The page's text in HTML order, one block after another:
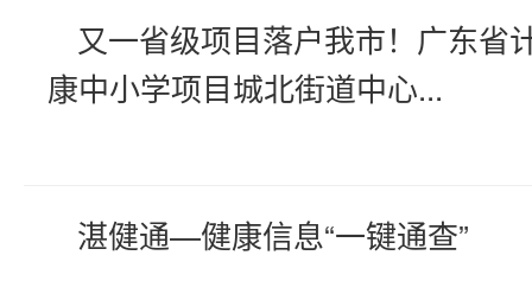
又一省级项目落户我市！广东省
康中小学项目城北街道中心...
湛健通—健康信息“一键通查”